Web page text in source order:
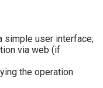
simple user interface;
via web (if
the operation